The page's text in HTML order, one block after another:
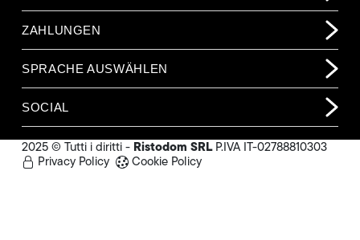
ZAHLUNGEN
SPRACHE AUSWÄHLEN
SOCIAL
2025 © Tutti i diritti - Ristodom SRLP.IVA IT-02788810303
Privacy Policy
Cookie Policy